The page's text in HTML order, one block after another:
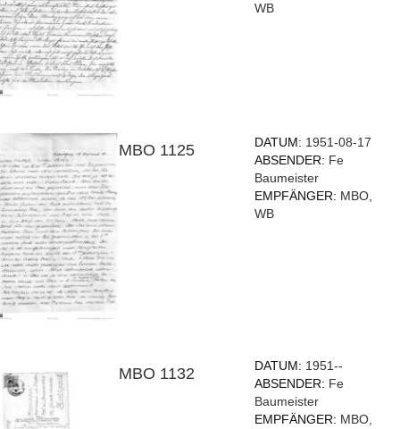
WB
MBO 1125 DATUM: 1951-08-17
ABSENDER: Fe
Baumeister
EMPFÄNGER: MBO,
WB
MBO 1132 DATUM: 1951--
ABSENDER: Fe
Baumeister
EMPFÄNGER: MBO,